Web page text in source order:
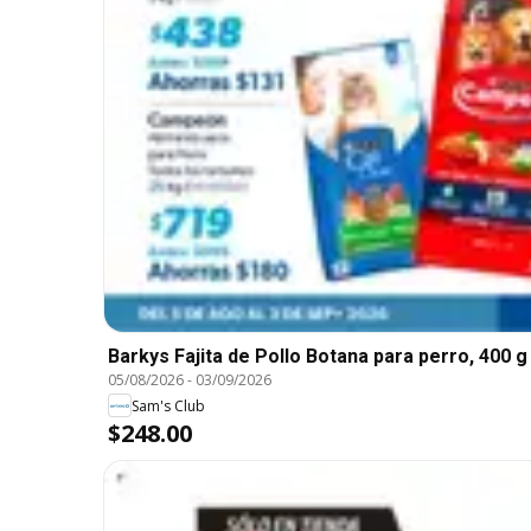
Barkys Fajita de Pollo Botana para perro, 400 g
05/08/2026- 03/09/2026
Sam's Club
$248.00